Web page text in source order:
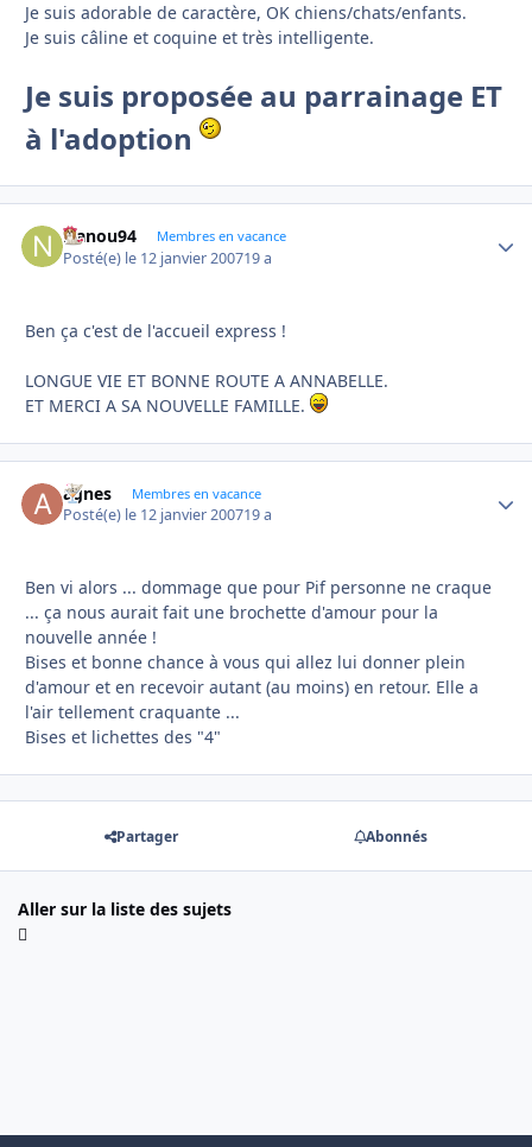
Je suis adorable de caractère, OK chiens/chats/enfants.
Je suis câline et coquine et très intelligente.
Je suis proposée au parrainage ET
à l'adoption
Nanou94 Membres en vacance
Posté(e) le 12 janvier 200719 a
Ben ça c'est de l'accueil express !
LONGUE VIE ET BONNE ROUTE A ANNABELLE.
ET MERCI A SA NOUVELLE FAMILLE.
agnes Membres en vacance
Posté(e) le 12 janvier 200719 a
Ben vi alors ... dommage que pour Pif personne ne craque
... ça nous aurait fait une brochette d'amour pour la
nouvelle année !
Bises et bonne chance à vous qui allez lui donner plein
d'amour et en recevoir autant (au moins) en retour. Elle a
l'air tellement craquante ...
Bises et lichettes des "4"
Partager Abonnés
Aller sur la liste des sujets